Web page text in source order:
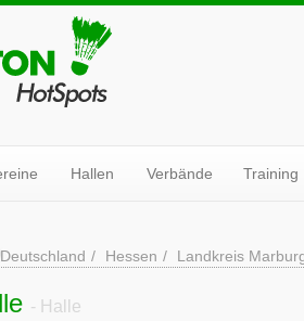
Hallen Verbände Training
Deutschland Hessen Landkreis
- Halle